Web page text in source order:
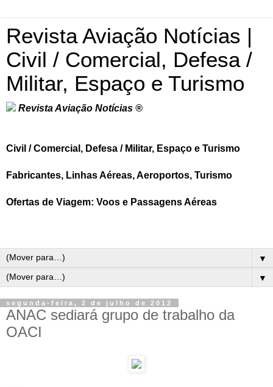
Revista Aviação Notícias |
Civil / Comercial, Defesa /
Militar, Espaço e Turismo
Revista Aviação Notícias ®
Civil / Comercial, Defesa / Militar, Espaço e Turismo
Fabricantes, Linhas Aéreas, Aeroportos, Turismo
Ofertas de Viagem: Voos e Passagens Aéreas
▼
▼
segunda-feira, 2 de julho de 2012
ANAC sediará grupo de trabalho da
OACI